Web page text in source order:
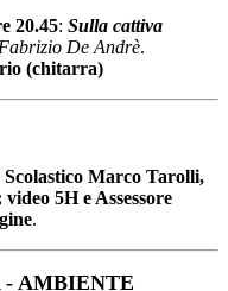
20.45: Sulla cattiva
De Andrè.
(chitarra)
Marco Tarolli,
5H e Assessore
.
- AMBIENTE